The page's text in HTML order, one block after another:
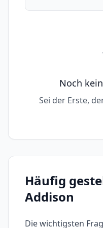
Noch
Sei der Erste,
Häufig
Addison
Die wichtigsten